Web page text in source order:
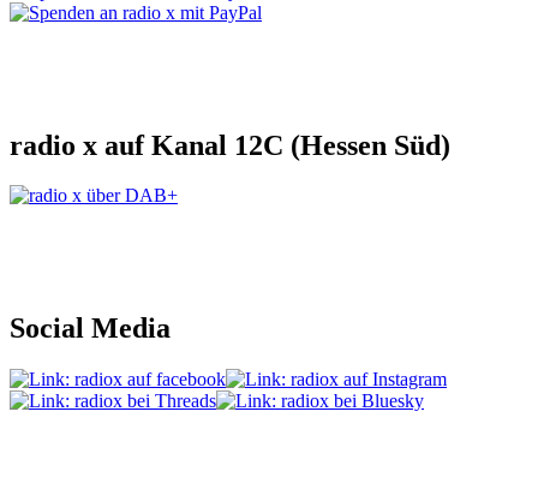
radio x auf Kanal 12C (Hessen Süd)
Social Media